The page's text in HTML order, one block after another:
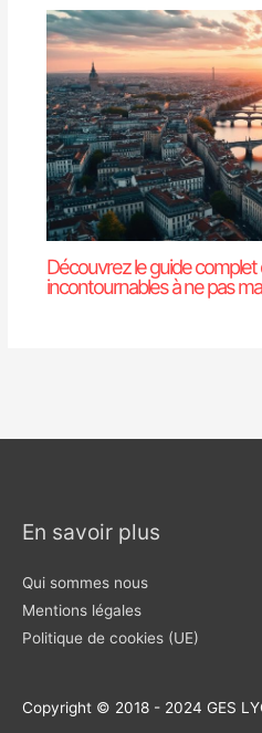
Découvrez le guide complet
incontournables à ne pas
En savoir plus
Qui sommes nous
Mentions légales
Politique de cookies (UE)
Copyright © 2018 - 2024 GES